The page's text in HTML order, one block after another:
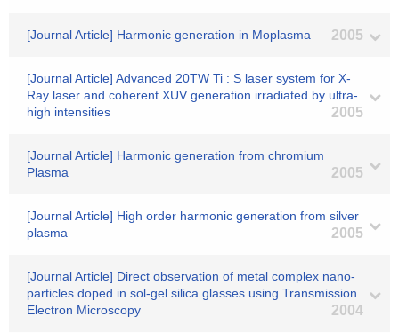
[Journal Article] Harmonic generation in Moplasma 2005
[Journal Article] Advanced 20TW Ti : S laser system for X-
Ray laser and coherent XUV generation irradiated by ultra-
high intensities
2005
[Journal Article] Harmonic generation from chromium
Plasma
2005
[Journal Article] High order harmonic generation from silver
plasma
2005
[Journal Article] Direct observation of metal complex nano-
particles doped in sol-gel silica glasses using Transmission
Electron Microscopy
2004